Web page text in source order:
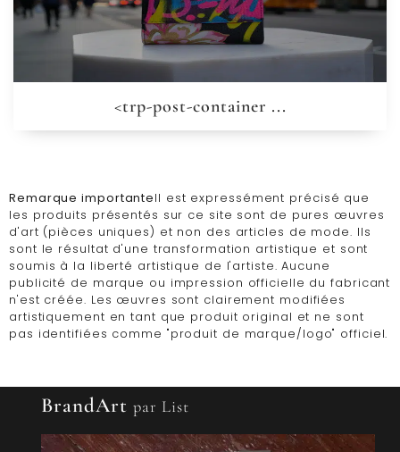
<trp-post-container ...
Remarque importanteIl est expressément précisé que
les produits présentés sur ce site sont de pures œuvres
d'art (pièces uniques) et non des articles de mode. Ils
sont le résultat d'une transformation artistique et sont
soumis à la liberté artistique de l'artiste. Aucune
publicité de marque ou impression officielle du fabricant
n'est créée. Les œuvres sont clairement modifiées
artistiquement en tant que produit original et ne sont
pas identifiées comme "produit de marque/logo" officiel.
BrandArt par List